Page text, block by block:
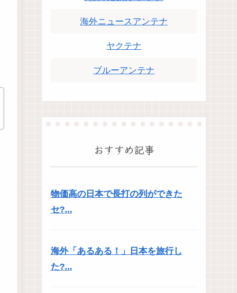
海外ニュースアンテナ
ヤクテナ
ブルーアンテナ
おすすめ記事
物価高の日本で長打の列ができた
セ?...
海外「あるある！」日本を旅行し
た?...